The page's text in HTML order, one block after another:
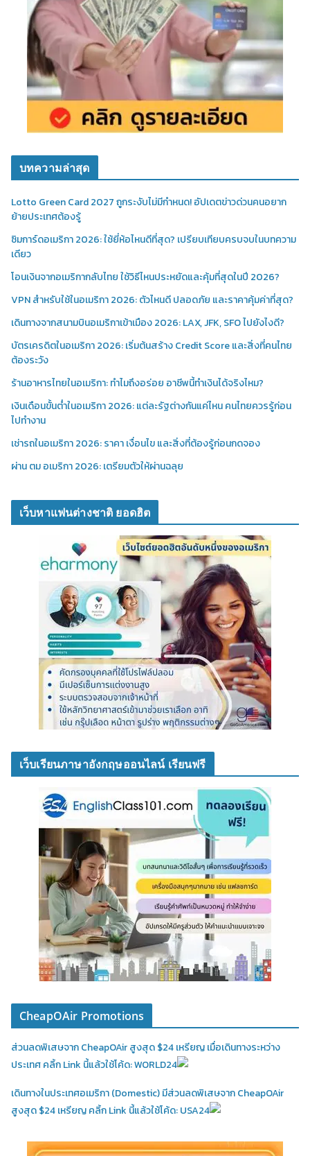
บทความล่าสุด
Lotto Green Card 2027 ถูกระงับไม่มีกำหนด! อัปเดตข่าวด่วนคนอยาก
ย้ายประเทศต้องรู้
ซิมการ์ดอเมริกา 2026: ใช้ยี่ห้อไหนดีที่สุด? เปรียบเทียบครบจบในบทความ
เดียว
โอนเงินจากอเมริกากลับไทย ใช้วิธีไหนประหยัดและคุ้มที่สุดในปี 2026?
VPN สำหรับใช้ในอเมริกา 2026: ตัวไหนดี ปลอดภัย และราคาคุ้มค่าที่สุด?
เดินทางจากสนามบินอเมริกาเข้าเมือง 2026: LAX, JFK, SFO ไปยังไงดี?
บัตรเครดิตในอเมริกา 2026: เริ่มต้นสร้าง Credit Score และสิ่งที่คนไทย
ต้องระวัง
ร้านอาหารไทยในอเมริกา: ทำไมถึงอร่อย อาชีพนี้ทำเงินได้จริงไหม?
เงินเดือนขั้นต่ำในอเมริกา 2026: แต่ละรัฐต่างกันแค่ไหน คนไทยควรรู้ก่อน
ไปทำงาน
เช่ารถในอเมริกา 2026: ราคา เงื่อนไข และสิ่งที่ต้องรู้ก่อนกดจอง
ผ่าน ตม อเมริกา 2026: เตรียมตัวให้ผ่านฉลุย
เว็บหาแฟนต่างชาติ ยอดฮิต
เว็บเรียนภาษาอังกฤษออนไลน์ เรียนฟรี
CheapOAir Promotions
ส่วนลดพิเสษจาก CheapOAir สูงสุด $24 เหรียญ เมื่อเดินทางระหว่าง
ประเทศ คลิ้ก Link นี้แล้วใช้โค้ด: WORLD24
เดินทางในประเทศอเมริกา (Domestic)มีส่วนลดพิเสษจาก CheapOAir
สูงสุด $24 เหรียญ คลิ้ก Link นี้แล้วใช้โค้ด: USA24